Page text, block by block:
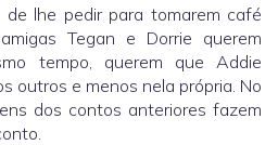
de lhe pedir para tomarem café
Tegan e Dorrie querem
tempo, querem que Addie
outros e menos nela própria. No
dos contos anteriores fazem